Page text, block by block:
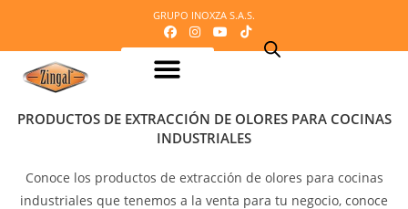
GRUPO INOXZA S.A.S.
PRODUCTOS DE EXTRACCIÓN DE OLORES PARA COCINAS
INDUSTRIALES
Conoce los productos de extracción de olores para cocinas
industriales que tenemos a la venta para tu negocio, conoce